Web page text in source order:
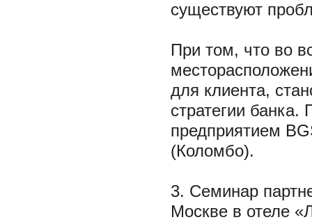
существуют
При том, что во
для клиента,
стратегии банка.
предприятием
(Коломбо).
3. Семинар
Москве в отеле